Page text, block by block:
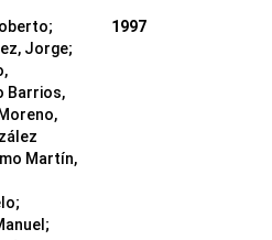
Jorge;
Barrios,
Martín,
1997